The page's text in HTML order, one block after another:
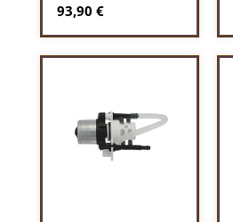
Regulärer Preis:
93,90 €